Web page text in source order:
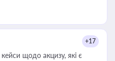
+17
щодо акцизу, які є